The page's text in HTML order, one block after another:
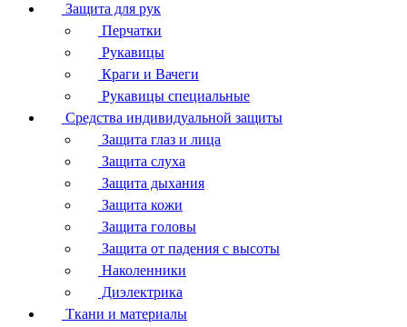
Защита для рук
Перчатки
Рукавицы
Краги и Вачеги
Рукавицы специальные
Средства индивидуальной защиты
Защита глаз и лица
Защита слуха
Защита дыхания
Защита кожи
Защита головы
Защита от падения с высоты
Наколенники
Диэлектрика
Ткани и материалы